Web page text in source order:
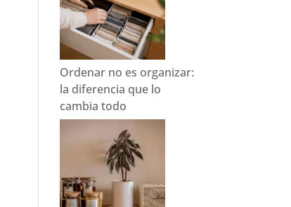
Ordenar no es organizar:
la diferencia que lo
cambia todo